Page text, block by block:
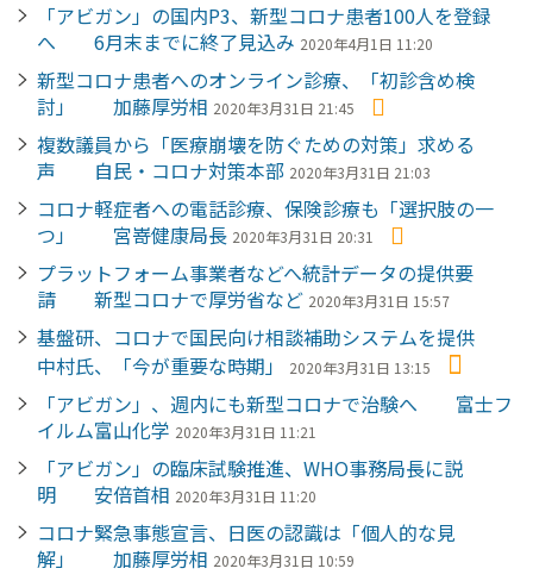
「アビガン」の国内P3、新型コロナ患者100人を登録
へ 6月末までに終了見込み 2020年4月1日 11:20
新型コロナ患者へのオンライン診療、「初診含め検
討」 加藤厚労相 2020年3月31日 21:45
複数議員から「医療崩壊を防ぐための対策」求める
声 自民・コロナ対策本部 2020年3月31日 21:03
コロナ軽症者への電話診療、保険診療も「選択肢の一
つ」 宮嵜健康局長 2020年3月31日 20:31
プラットフォーム事業者などへ統計データの提供要
請 新型コロナで厚労省など 2020年3月31日 15:57
基盤研、コロナで国民向け相談補助システムを提供
中村氏、「今が重要な時期」
2020年3月31日 13:15
「アビガン」、週内にも新型コロナで治験へ 富士フ
イルム富山化学 2020年3月31日 11:21
「アビガン」の臨床試験推進、WHO事務局長に説
明 安倍首相 2020年3月31日 11:20
コロナ緊急事態宣言、日医の認識は「個人的な見
解」 加藤厚労相 2020年3月31日 10:59